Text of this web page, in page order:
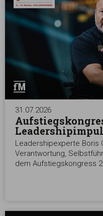
31.07.2026
Leadershipexperte Boris
Verantwortung,
dem Aufstiegskongress